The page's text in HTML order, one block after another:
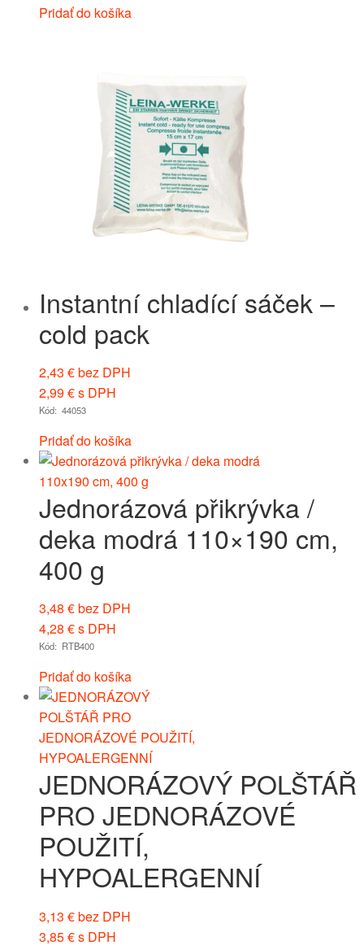
Pridať do košíka
Instantní chladící sáček –
cold pack
2,43 €bez DPH
2,99€s DPH
Kód: 44053
Pridať do košíka
Jednorázová přikrývka /
deka modrá 110×190 cm,
400 g
3,48 €bez DPH
4,28 €s DPH
Kód: RTB400
Pridať do košíka
JEDNORÁZOVÝ POLŠTÁŘ
PRO JEDNORÁZOVÉ
POUŽITÍ,
HYPOALERGENNÍ
3,13 €bez DPH
3,85€s DPH